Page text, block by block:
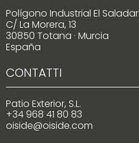
Polígono Industrial El Saladar
C/ La Morera, 13
30850 Totana · Murcia
España
CONTATTI
Patio Exterior, S.L.
+34 968 41 80 83
oiside@oiside.com